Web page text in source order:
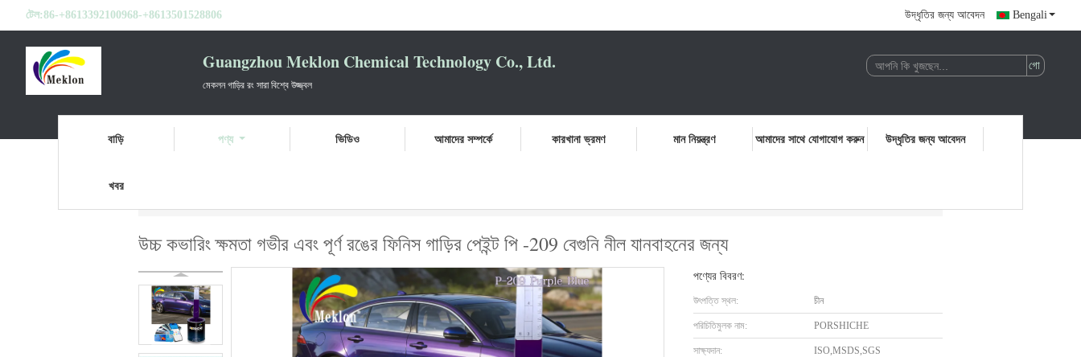
টেল:86-+8613392100968-+8613501528806 উদ্ধৃতির জন্য আবেদন Bengali
Guangzhou Meklon Chemical Technology Co., Ltd.
মেকলন গাড়ির রং সারা বিশ্বে উজ্জ্বল
বাড়ি পণ্য ভিডিও আমাদের সম্পর্কে কারখানা ভ্রমণ মান নিয়ন্ত্রণ আমাদের সাথে যোগাযোগ করুন উদ্ধৃতির জন্য আবেদন
খবর
উচ্চ কভারিং ক্ষমতা গভীর এবং পূর্ণ রঙের ফিনিস গাড়ির পেইন্ট পি -209 বেগুনি নীল যানবাহনের জন্য
পণ্যের বিবরণ:
উৎপত্তি স্থল: চীন
পরিচিতিমুলক নাম: PORSHICHE
সাক্ষ্যদান: ISO,MSDS,SGS